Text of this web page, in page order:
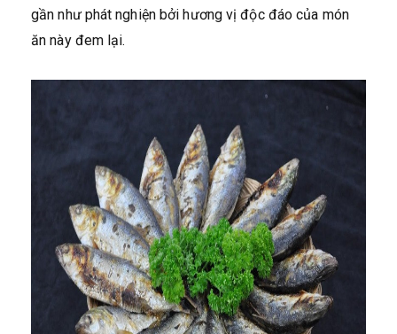
gần như phát nghiện bởi hương vị độc đáo của món
ăn này đem lại.